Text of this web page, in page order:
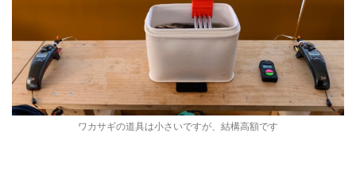
ワカサギの道具は小さいですが、結構高額です